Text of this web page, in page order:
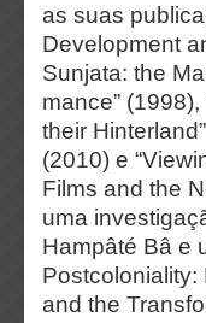
as suas
Development
Sunjata: the
mance”
their
(2010) e
Films and the
uma
Hampâté Bâ e
and the